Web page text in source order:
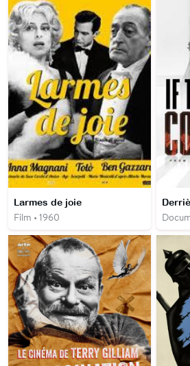
Larmes de joie
Film • 1960